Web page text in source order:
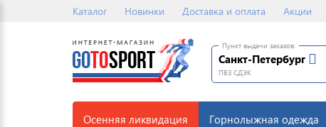
Каталог Новинки Доставка и оплата Акции
Пункт выдачи заказов:
Санкт-Петербург
ПВЗ СДЭК
Осенняя ликвидация Горнолыжная одежда